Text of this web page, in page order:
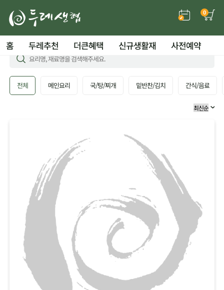
0
홈 두레추천 더큰혜택 신규생활재 사전예약
전체 메인요리 국/탕/찌개 밑반찬/김치 간식/음료